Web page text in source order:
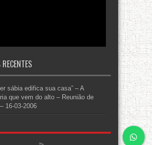
sábia edifica sua casa” – A
que vem do alto – Reunião de
16-03-2006